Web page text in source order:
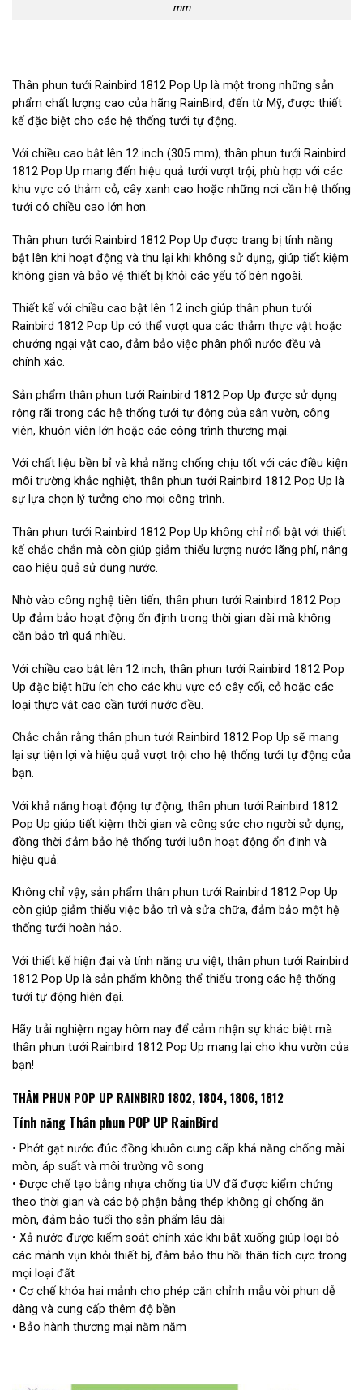
mm
Thân phun tưới Rainbird 1812 Pop Up là một trong những sản
phẩm chất lượng cao của hãng RainBird, đến từ Mỹ, được thiết
kế đặc biệt cho các hệ thống tưới tự động.
Với chiều cao bật lên 12 inch (305 mm), thân phun tưới Rainbird
1812 Pop Up mang đến hiệu quả tưới vượt trội, phù hợp với các
khu vực có thảm cỏ, cây xanh cao hoặc những nơi cần hệ thống
tưới có chiều cao lớn hơn.
Thân phun tưới Rainbird 1812 Pop Up được trang bị tính năng
bật lên khi hoạt động và thu lại khi không sử dụng, giúp tiết kiệm
không gian và bảo vệ thiết bị khỏi các yếu tố bên ngoài.
Thiết kế với chiều cao bật lên 12 inch giúp thân phun tưới
Rainbird 1812 Pop Up có thể vượt qua các thảm thực vật hoặc
chướng ngại vật cao, đảm bảo việc phân phối nước đều và
chính xác.
Sản phẩm thân phun tưới Rainbird 1812 Pop Up được sử dụng
rộng rãi trong các hệ thống tưới tự động của sân vườn, công
viên, khuôn viên lớn hoặc các công trình thương mại.
Với chất liệu bền bỉ và khả năng chống chịu tốt với các điều kiện
môi trường khắc nghiệt, thân phun tưới Rainbird 1812 Pop Up là
sự lựa chọn lý tưởng cho mọi công trình.
Thân phun tưới Rainbird 1812 Pop Up không chỉ nổi bật với thiết
kế chắc chắn mà còn giúp giảm thiểu lượng nước lãng phí, nâng
cao hiệu quả sử dụng nước.
Nhờ vào công nghệ tiên tiến, thân phun tưới Rainbird 1812 Pop
Up đảm bảo hoạt động ổn định trong thời gian dài mà không
cần bảo trì quá nhiều.
Với chiều cao bật lên 12 inch, thân phun tưới Rainbird 1812 Pop
Up đặc biệt hữu ích cho các khu vực có cây cối, cỏ hoặc các
loại thực vật cao cần tưới nước đều.
Chắc chắn rằng thân phun tưới Rainbird 1812 Pop Up sẽ mang
lại sự tiện lợi và hiệu quả vượt trội cho hệ thống tưới tự động của
bạn.
Với khả năng hoạt động tự động, thân phun tưới Rainbird 1812
Pop Up giúp tiết kiệm thời gian và công sức cho người sử dụng,
đồng thời đảm bảo hệ thống tưới luôn hoạt động ổn định và
hiệu quả.
Không chỉ vậy, sản phẩm thân phun tưới Rainbird 1812 Pop Up
còn giúp giảm thiểu việc bảo trì và sửa chữa, đảm bảo một hệ
thống tưới hoàn hảo.
Với thiết kế hiện đại và tính năng ưu việt, thân phun tưới Rainbird
1812 Pop Up là sản phẩm không thể thiếu trong các hệ thống
tưới tự động hiện đại.
Hãy trải nghiệm ngay hôm nay để cảm nhận sự khác biệt mà
thân phun tưới Rainbird 1812 Pop Up mang lại cho khu vườn của
bạn!
THÂN PHUN POP UP RAINBIRD 1802, 1804, 1806, 1812
Tính năng Thân phun POP UP RainBird
• Phớt gạt nước đúc đồng khuôn cung cấp khả năng chống mài
mòn, áp suất và môi trường vô song
• Được chế tạo bằng nhựa chống tia UV đã được kiểm chứng
theo thời gian và các bộ phận bằng thép không gỉ chống ăn
mòn, đảm bảo tuổi thọ sản phẩm lâu dài
• Xả nước được kiểm soát chính xác khi bật xuống giúp loại bỏ
các mảnh vụn khỏi thiết bị, đảm bảo thu hồi thân tích cực trong
mọi loại đất
• Cơ chế khóa hai mảnh cho phép căn chỉnh mẫu vòi phun dễ
dàng và cung cấp thêm độ bền
• Bảo hành thương mại năm năm